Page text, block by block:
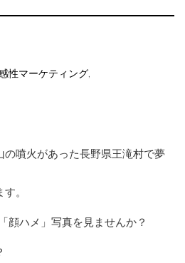
性マーケティング
噴火があった長野県王滝村で夢
。
顔ハメ」写真を見ませんか？